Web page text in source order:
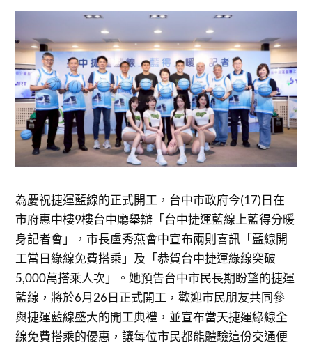
為慶祝捷運藍線的正式開工，台中市政府今(17)日在
市府惠中樓9樓台中廳舉辦「台中捷運藍線上藍得分暖
身記者會」，市長盧秀燕會中宣布兩則喜訊「藍線開
工當日綠線免費搭乘」及「恭賀台中捷運綠線突破
5,000萬搭乘人次」。她預告台中市民長期盼望的捷運
藍線，將於6月26日正式開工，歡迎市民朋友共同參
與捷運藍線盛大的開工典禮，並宣布當天捷運綠線全
線免費搭乘的優惠，讓每位市民都能體驗這份交通便